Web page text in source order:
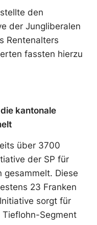
den
der Jungliberalen
Rentenalters
fassten hierzu
kantonale
über 3700
der SP für
gesammelt. Diese
23 Franken
sorgt für
Segment